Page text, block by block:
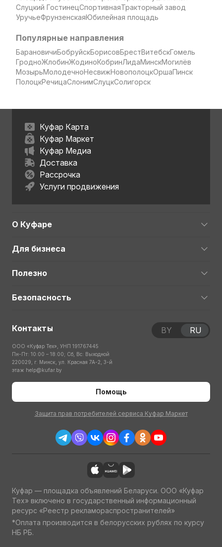
Слуцкий ГостинецСпортивнаяТракторный завод
УручьеФрунзенскаяЮбилейная площадь
Популярные направления
БарановичиБобруйскБорисовБрестВитебскГомель
ГродноЖлобинЖодиноКобринЛидаМинскМогилёв
МозырьМолодечноНесвижНовополоцкОршаПинск
ПолоцкРечицаСлонимСлуцкСолигорск
Куфар Карта
Куфар Маркет
Куфар Медиа
Доставка
Рассрочка
Услуги продвижения
О Куфаре
Для бизнеса
Полезно
Безопасность
Контакты
ООО «Куфар Тех», УНП 191767445
Пн-Пт: 10:00 – 18:00; Сб, Вс: Выходной
220029, г. Минск, ул. Красная 7А-2, 3-й
этаж help@kufar.by
Помощь
Защита прав потребителей сервиса Куфар Маркет
BY RU
Куфар — площадка объявлений Беларуси. ООО «Куфар
Тех» включено в государственный информационный
ресурс «Реестр рекламораспространителей»
*Оплата производится в белорусских рублях по курсу
НБ РБ.